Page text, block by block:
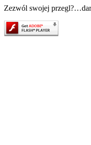
Zezwól swojej